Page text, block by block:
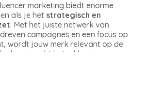
marketing biedt enorme
als je het strategisch en
. Met het juiste netwerk van
campagnes en een focus op
wordt jouw merk relevant op de
echt betrokken is.